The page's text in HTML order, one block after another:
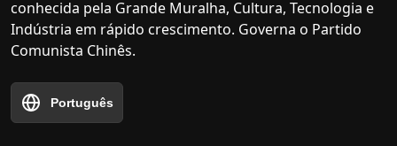
conhecida pela Grande Muralha, Cultura, Tecnologia e
Indústria em rápido crescimento. Governa o Partido
Comunista Chinês.
Português